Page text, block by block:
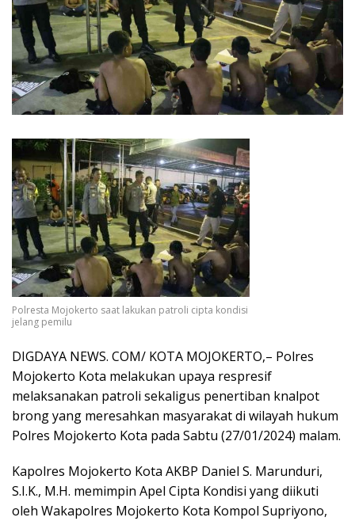
Polresta Mojokerto saat lakukan patroli cipta kondisi
jelang pemilu
DIGDAYA NEWS. COM/ KOTA MOJOKERTO,– Polres
Mojokerto Kota melakukan upaya respresif
melaksanakan patroli sekaligus penertiban knalpot
brong yang meresahkan masyarakat di wilayah hukum
Polres Mojokerto Kota pada Sabtu (27/01/2024) malam.
Kapolres Mojokerto Kota AKBP Daniel S. Marunduri,
S.I.K., M.H. memimpin Apel Cipta Kondisi yang diikuti
oleh Wakapolres Mojokerto Kota Kompol Supriyono,